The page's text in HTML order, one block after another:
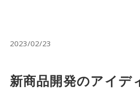
2023/02/23
新商品開発のアイデ